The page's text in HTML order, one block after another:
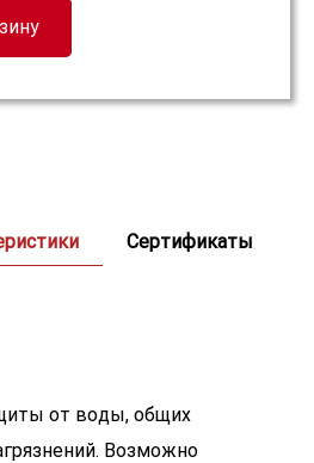
Сертификаты
от воды, общих
Возможно